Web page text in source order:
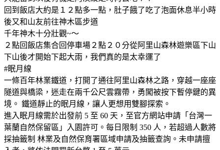
回到飯店大約是１２點多一點，肚子餓了吃了泡面休息半小時
後又和山友前往神木區步道
千年神木十分壯觀~～
２點回飯店集合回停車場２點２０分從阿里山森林遊樂區下山
下山後才開始下起大雨，我們真的是太幸運了
#眠月線
一條百年林業鐵道，打開了通往阿里山森林之路，穿越一座座
隧道與橋梁，迷走在兩千公尺雲霧帶，勇闖被按下暫停鍵的異
境。 鐵道靜止的眠月線，讓人更想用雙腳探索。
進入眠月線需於出發前 5 至 60 天，至官方網站申請「台灣一
葉蘭自然保留區」入園許可。每日限制 350 人，若超過人數將
採抽籤制 林業及自然保育署區域申請及抽籤查詢。未申請擅